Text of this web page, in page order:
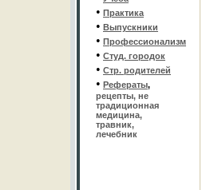
• Практика
• Выпускники
• Профессионализм
• Студ. городок
• Стр. родителей
• Рефераты,
рецепты, не
традиционная
медицина,
травник,
лечебник